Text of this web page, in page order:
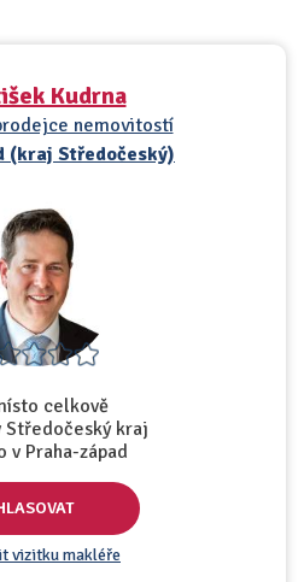
Kudrna
nemovitostí
(kraj Středočeský)
celkově
Středočeský kraj
v Praha-západ
vizitku makléře